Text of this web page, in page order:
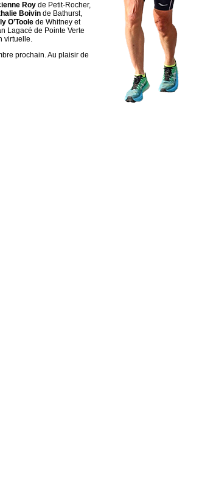
Roy de Petit-Rocher,
Boivin de Bathurst,
O’Toole de Whitney et
Lagacé de Pointe Verte
virtuelle.
prochain. Au plaisir de